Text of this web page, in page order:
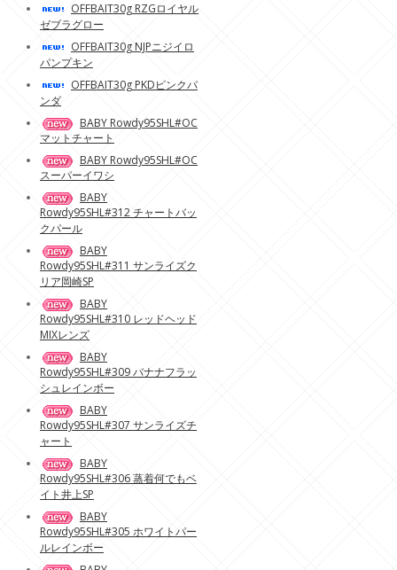
OFFBAIT30g RZGロイヤル
ゼブラグロー
OFFBAIT30g NJPニジイロ
パンプキン
OFFBAIT30g PKDピンクパ
ンダ
BABY Rowdy95SHL#OC
マットチャート
BABY Rowdy95SHL#OC
スーパーイワシ
BABY
Rowdy95SHL#312 チャートバッ
クパール
BABY
Rowdy95SHL#311 サンライズク
リア岡崎SP
BABY
Rowdy95SHL#310 レッドヘッド
MIXレンズ
BABY
Rowdy95SHL#309 バナナフラッ
シュレインボー
BABY
Rowdy95SHL#307 サンライズチ
ャート
BABY
Rowdy95SHL#306 蒸着何でもベ
イト井上SP
BABY
Rowdy95SHL#305 ホワイトパー
ルレインボー